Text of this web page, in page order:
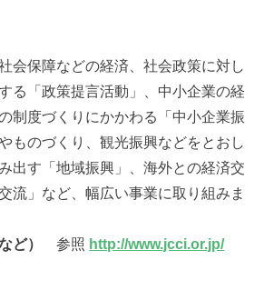
会保障などの経済、社会政策に対し
る「政策提言活動」、中小企業の経
制度づくりにかかわる「中小企業振
ものづくり、観光振興などをとおし
出す「地域振興」、海外との経済交
流」など、幅広い事業に取り組みま
ど）
参照 http://www.jcci.or.jp/